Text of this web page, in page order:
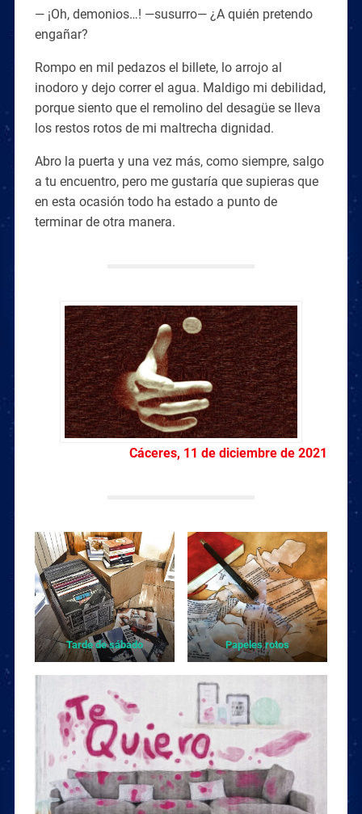
— ¡Oh, demonios…! —susurro— ¿A quién pretendo
engañar?
Rompo en mil pedazos el billete, lo arrojo al
inodoro y dejo correr el agua. Maldigo mi debilidad,
porque siento que el remolino del desagüe se lleva
los restos rotos de mi maltrecha dignidad.
Abro la puerta y una vez más, como siempre, salgo
a tu encuentro, pero me gustaría que supieras que
en esta ocasión todo ha estado a punto de
terminar de otra manera.
Cáceres, 11 de diciembre de 2021
Tarde de sábado Papeles rotos